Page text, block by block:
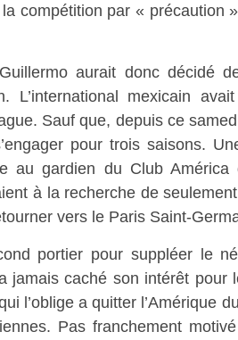
compétition par « précaution
aurait donc décidé
mexicain avait
Sauf que, depuis ce
pour trois saisons.
au gardien du Club América
à la recherche de
vers le Paris Saint-
portier pour suppléer le
jamais caché son intérêt pour
l’oblige a quitter l’Amérique
Pas franchement